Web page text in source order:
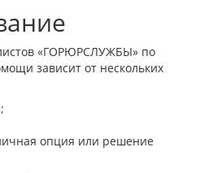
«ГОРЮРСЛУЖБЫ» по
зависит от нескольких
опция или решение